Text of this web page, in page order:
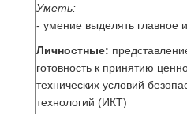
Уметь:
- умение выделять главное
Личностные:
готовность к принятию
технических условий
технологий (ИКТ)